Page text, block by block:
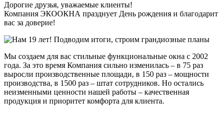
Дорогие друзья, уважаемые клиенты!
Компания ЭКООКНА празднует День рождения и благодарит
вас за доверие!
Мы создаем для вас стильные функциональные окна с 2002
года. За это время Компания сильно изменилась – в 75 раз
выросли производственные площади, в 150 раз – мощности
производства, в 1500 раз – штат сотрудников. Но остались
неизменными ценности нашей работы – качественная
продукция и приоритет комфорта для клиента.